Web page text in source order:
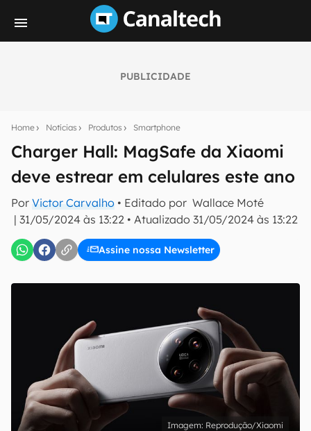
PUBLICIDADE
Home Notícias Produtos Smartphone
Charger Hall: MagSafe da Xiaomi
deve estrear em celulares este ano
Por Victor Carvalho • Editado por Wallace Moté
| 31/05/2024 às 13:22 • Atualizado 31/05/2024 às 13:22
Assine nossa Newsletter
notícias e reviews sobre tecnologia em primeira
E-mail
Reprodução/Xiaomi